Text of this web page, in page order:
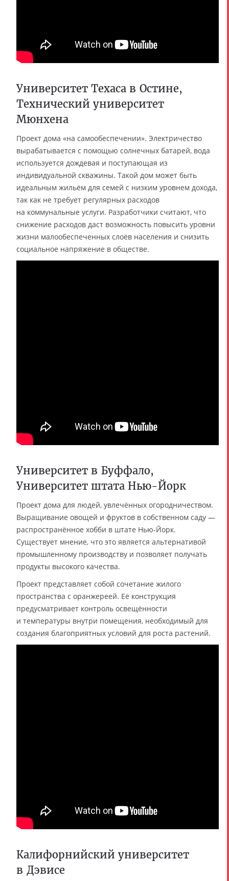
Университет Техаса в Остине,
Технический университет
Мюнхена
Проект дома «на самообеспечении». Электричество
вырабатывается с помощью солнечных батарей, вода
используется дождевая и поступающая из
индивидуальной скважины. Такой дом может быть
идеальным жильём для семей с низким уровнем дохода,
так как не требует регулярных расходов
на коммунальные услуги. Разработчики считают, что
снижение расходов даст возможность повысить уровни
жизни малообеспеченных слоёв населения и снизить
социальное напряжение в обществе.
Университет в Буффало,
Университет штата Нью-Йорк
Проект дома для людей, увлечённых огородничеством.
Выращивание овощей и фруктов в собственном саду —
распространённое хобби в штате Нью-Йорк.
Существует мнение, что это является альтернативой
промышленному производству и позволяет получать
продукты высокого качества.
Проект представляет собой сочетание жилого
пространства с оранжереей. Её конструкция
предусматривает контроль освещённости
и температуры внутри помещения, необходимый для
создания благоприятных условий для роста растений.
Калифорнийский университет
в Дэвисе